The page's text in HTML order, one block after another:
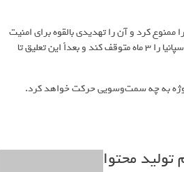
پروژه ورلد، منتقدان زیادی هم دارد. کنیا اولین کشوری بود که تابستان سال 2023 ورلد را ممنوع کرد و آن را تهدیدی بالقوه برای امنیت
ملی و حریم خصوصی کاربران دانست. مارس 2024 از Worldcoin خواسته شد گردآوری اطلاعات کاربران در اسپانیا را 3 ماه متوقف کند و بعداً این تعلیق تا
پروژه به چه سمت‌وسویی حرکت خواهد کرد.
تولید محتوا